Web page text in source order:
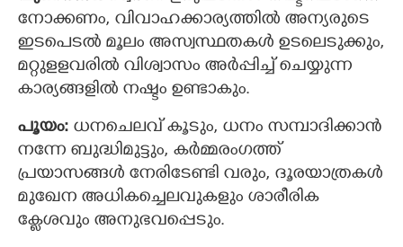
നോക്കണം, വിവാഹക്കാര്യത്തില്‍ അന്യരുടെ
ഇടപെടല്‍ മൂലം അസ്വസ്ഥതകൾ ഉടലെടുക്കും,‍
മറ്റുളളവരിൽ വിശ്വാസം അര്‍പ്പിച്ച് ചെയ്യുന്ന
കാര്യങ്ങളില്‍ നഷ്ടം ഉണ്ടാകും.
പൂയം: ധനചെലവ് കൂടും, ധനം സമ്പാദിക്കാന്‍
നന്നേ ബുദ്ധിമുട്ടും, കര്‍മ്മരംഗത്ത്
പ്രയാസങ്ങൾ നേരിടേണ്ടി വരും, ദൂരയാത്രകള്‍
മുഖേന അധികച്ചെലവുകളും ശാരീരിക
ക്ലേശവും അനുഭവപ്പെടും.